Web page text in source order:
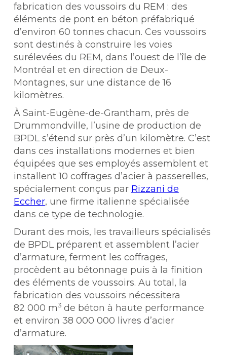
fabrication des voussoirs du REM : des
éléments de pont en béton préfabriqué
d’environ 60 tonnes chacun. Ces voussoirs
sont destinés à construire les voies
surélevées du REM, dans l’ouest de l’île de
Montréal et en direction de Deux-
Montagnes, sur une distance de 16
kilomètres.
À Saint-Eugène-de-Grantham, près de
Drummondville, l’usine de production de
BPDL s’étend sur près d’un kilomètre. C’est
dans ces installations modernes et bien
équipées que ses employés assemblent et
installent 10 coffrages d’acier à passerelles,
spécialement conçus par Rizzani de
Eccher, une firme italienne spécialisée
dans ce type de technologie.
Durant des mois, les travailleurs spécialisés
de BPDL préparent et assemblent l’acier
d’armature, ferment les coffrages,
procèdent au bétonnage puis à la finition
des éléments de voussoirs. Au total, la
fabrication des voussoirs nécessitera
82 000 m3 de béton à haute performance
et environ 38 000 000 livres d’acier
d’armature.